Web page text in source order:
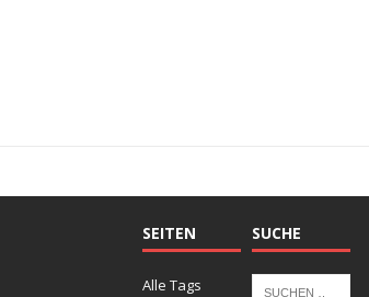
SEITEN
Alle Tags
SUCHE